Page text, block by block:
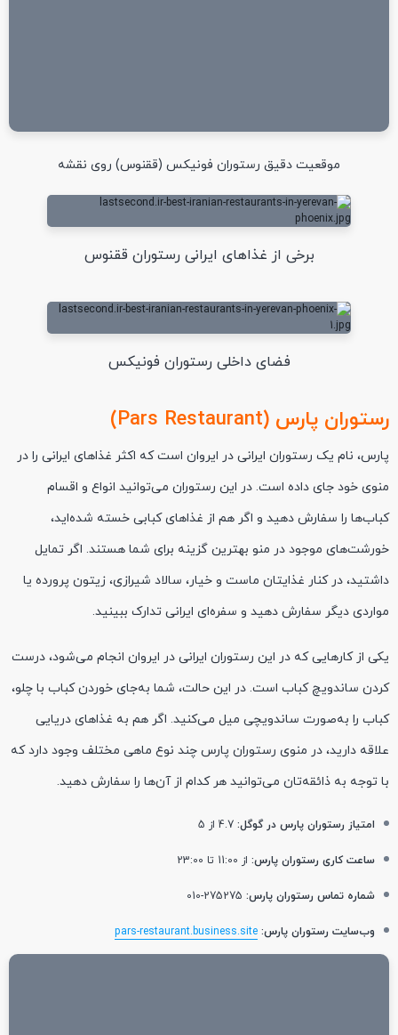
موقعیت دقیق رستوران فونیکس (ققنوس) روی نقشه
برخی از غذاهای ایرانی رستوران ققنوس
فضای داخلی رستوران فونیکس
رستوران پارس (Pars Restaurant)
پارس، نام یک رستوران ایرانی در ایروان است که اکثر غذاهای ایرانی را در
منوی خود جای داده است. در این رستوران می‌توانید انواع و اقسام
کباب‌ها را سفارش دهید و اگر هم از غذاهای کبابی خسته شده‌اید،
خورشت‌های موجود در منو بهترین گزینه برای شما هستند. اگر تمایل
داشتید، در کنار غذایتان ماست و خیار، سالاد شیرازی، زیتون پرورده یا
مواردی دیگر سفارش دهید و سفره‌ای ایرانی تدارک ببینید.
یکی از کارهایی که در این رستوران ایرانی در ایروان انجام می‌شود، درست
کردن ساندویچ کباب است. در این حالت، شما به‌جای خوردن کباب با چلو،
کباب را به‌صورت ساندویچی میل می‌کنید. اگر هم به غذاهای دریایی
علاقه دارید، در منوی رستوران پارس چند نوع ماهی مختلف وجود دارد که
با توجه به ذائقه‌تان می‌توانید هر کدام از آن‌ها را سفارش دهید.
امتیاز رستوران پارس در گوگل:
ساعت کاری رستوران پارس: از 11:00 تا 23:00
شماره تماس رستوران پارس:
وب‌سایت رستوران پارس: pars-restaurant.business.site